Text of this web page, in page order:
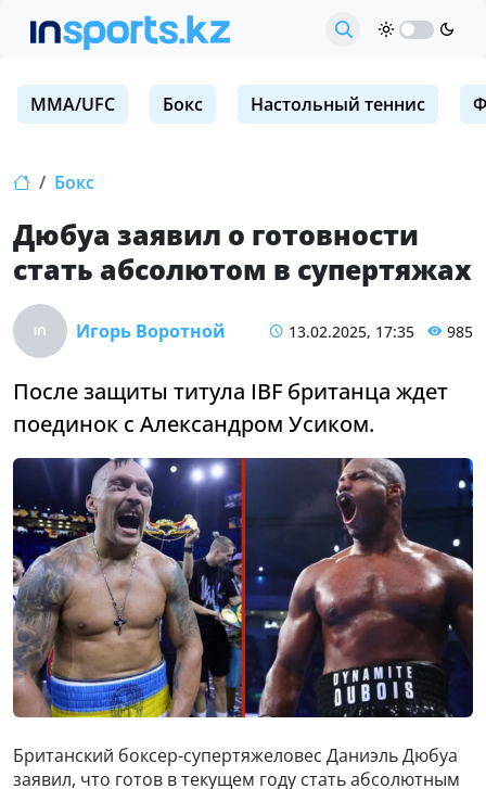
MMA/UFC Бокс Настольный теннис
Бокс
Дюбуа заявил о готовности
стать абсолютом в супертяжах
Игорь Воротной 13.02.2025, 17:35 985
После защиты титула IBF британца ждет
поединок с Александром Усиком.
Британский боксер-супертяжеловес Даниэль Дюбуа
заявил, что готов в текущем году стать абсолютным